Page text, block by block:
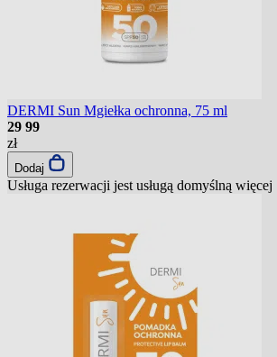
DERMI Sun Mgiełka ochronna, 75 ml
29 99
zł
Dodaj
Usługa rezerwacji jest usługą domyślną więcej